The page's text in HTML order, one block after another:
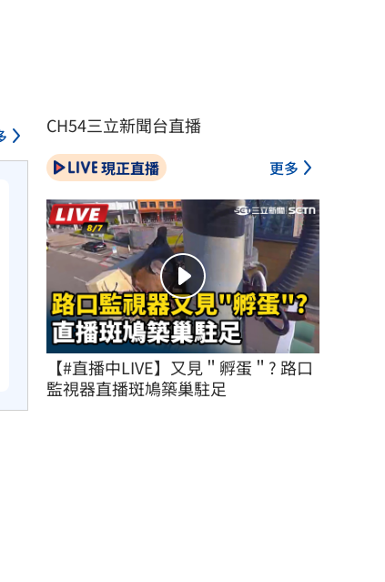
CH54三立新聞台直播
現正直播 更多
【#直播中LIVE】又見＂孵蛋＂? 路口
監視器直播斑鳩築巢駐足